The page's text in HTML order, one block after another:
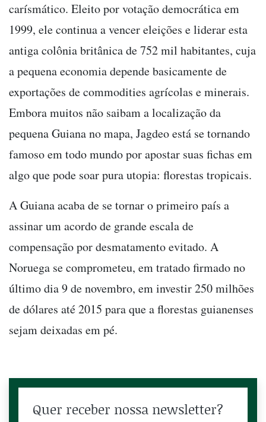
carísmático. Eleito por votação democrática em
1999, ele continua a vencer eleições e liderar esta
antiga colônia britânica de 752 mil habitantes, cuja
a pequena economia depende basicamente de
exportações de commodities agrícolas e minerais.
Embora muitos não saibam a localização da
pequena Guiana no mapa, Jagdeo está se tornando
famoso em todo mundo por apostar suas fichas em
algo que pode soar pura utopia: florestas tropicais.
A Guiana acaba de se tornar o primeiro país a
assinar um acordo de grande escala de
compensação por desmatamento evitado. A
Noruega se comprometeu, em tratado firmado no
último dia 9 de novembro, em investir 250 milhões
de dólares até 2015 para que a florestas guianenses
sejam deixadas em pé.
Quer receber nossa newsletter?